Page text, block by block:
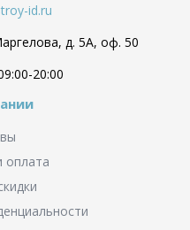
id.ru
д. 5А, оф. 50
20:00
оплата